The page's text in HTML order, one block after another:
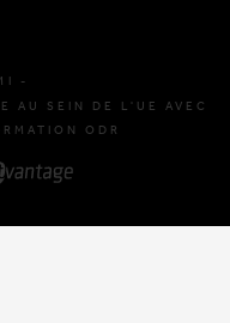
-
AU SEIN DE L'UE AVEC
ODR